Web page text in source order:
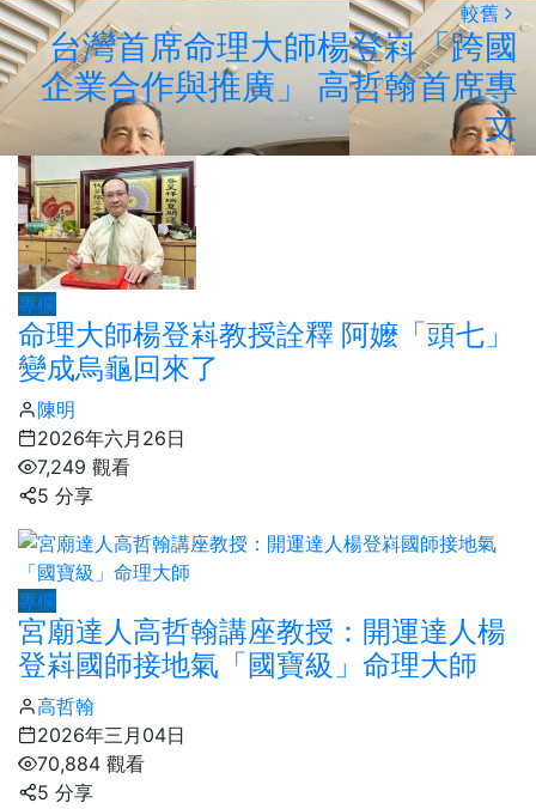
較舊
台灣首席命理大師楊登嵙「跨國
企業合作與推廣」 高哲翰首席專
文
專欄
命理大師楊登嵙教授詮釋 阿嬤「頭七」
變成烏龜回來了
陳明
2026年六月26日
7,249 觀看
5 分享
專欄
宮廟達人高哲翰講座教授：開運達人楊
登嵙國師接地氣「國寶級」命理大師
高哲翰
2026年三月04日
70,884 觀看
5 分享